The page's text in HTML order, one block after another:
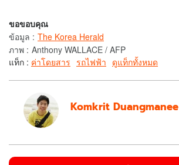
ขอขอบคุณ
ข้อมูล : The Korea Herald
ภาพ : Anthony WALLACE / AFP
แท็ก : ค่าโดยสาร รถไฟฟ้า ดูแท็กทั้งหมด
Komkrit Duangmanee